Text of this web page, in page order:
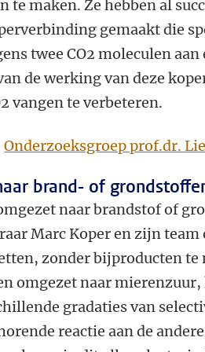
te maken. Ze hebben al
gemaakt die
twee CO2 moleculen
de werking van deze
vangen te verbeteren.
Onderzoeksgroep prof.dr.
brand- of
naar brandstof of
Marc Koper en zijn
zonder bijproducten
omgezet naar
gradaties van
reactie aan de